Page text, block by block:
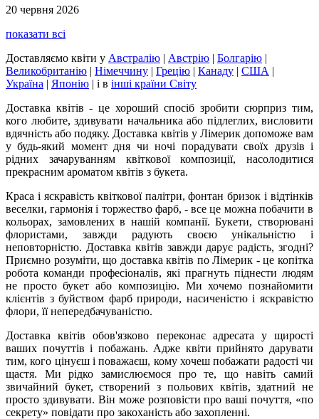
20 червня 2026
показати всі
Доставляємо квіти у Австралію | Австрію | Болгарію |
Великобританію | Німеччину | Грецію | Канаду | США |
Україна | Японію | і в інші країни Світу
Доставка квітів - це хороший спосіб зробити сюрприз тим,
кого любите, здивувати начальника або підлеглих, висловити
вдячність або подяку. Доставка квітів у Лімерик допоможе вам
у будь-який момент дня чи ночі порадувати своїх друзів і
рідних зачаруванням квіткової композиції, насолодитися
прекрасним ароматом квітів з букета.
Краса і яскравість квіткової палітри, фонтан бризок і відтінків
веселки, гармонія і торжество фарб, - все це можна побачити в
кольорах, замовлених в нашій компанії. Букети, створювані
флористами, завжди радують своєю унікальністю і
неповторністю. Доставка квітів завжди дарує радість, згодні?
Приємно розуміти, що доставка квітів по Лімерик - це копітка
робота команди професіоналів, які прагнуть піднести людям
не просто букет або композицію. Ми хочемо познайомити
клієнтів з буйством фарб природи, насиченістю і яскравістю
флори, її непередбачуваністю.
Доставка квітів обов'язково переконає адресата у щирості
ваших почуттів і побажань. Адже квіти прийнято дарувати
тим, кого цінуєш і поважаєш, кому хочеш побажати радості чи
щастя. Ми рідко замислюємося про те, що навіть самий
звичайний букет, створений з польових квітів, здатний не
просто здивувати. Він може розповісти про ваші почуття, «по
секрету» повідати про закоханість або захопленні.